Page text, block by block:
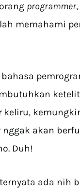
programmer
memahami
keliru,
akan
Duh!
ada nih